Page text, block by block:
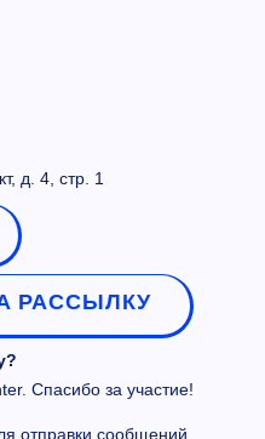
д. 4, стр. 1
РАССЫЛКУ
Спасибо за участие!
отправки сообщений